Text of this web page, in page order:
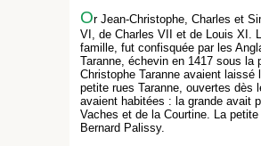
Or Jean-Christophe, Charles et
VI, de Charles VII et de Louis XI.
famille, fut confisquée par les
Taranne, échevin en 1417 sous
Christophe Taranne avaient
petite rues Taranne, ouvertes dès
avaient habitées : la grande avait
Vaches et de la Courtine. La
Bernard Palissy.